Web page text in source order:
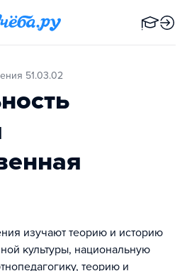
51.03.02
изучают теорию и историю
культуры, национальную
теорию и